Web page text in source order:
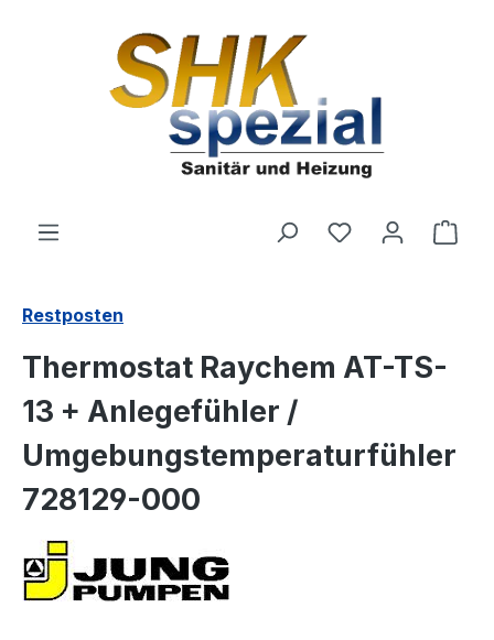
Du hast 0
Restposten
Thermostat Raychem AT-TS-
13 + Anlegefühler /
Umgebungstemperaturfühler
728129-000